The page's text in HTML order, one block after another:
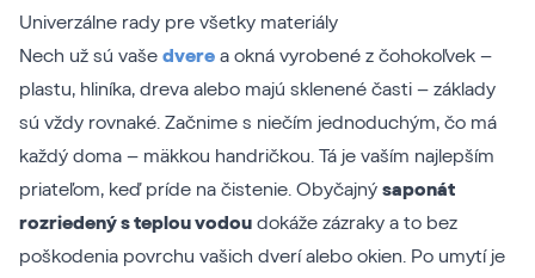
Univerzálne rady pre všetky materiály
Nech už sú vaše dvere a okná vyrobené z čohokoľvek –
plastu, hliníka, dreva alebo majú sklenené časti – základy
sú vždy rovnaké. Začnime s niečím jednoduchým, čo má
každý doma – mäkkou handričkou. Tá je vaším najlepším
priateľom, keď príde na čistenie. Obyčajný saponát
rozriedený s teplou vodou dokáže zázraky a to bez
poškodenia povrchu vašich dverí alebo okien. Po umytí je